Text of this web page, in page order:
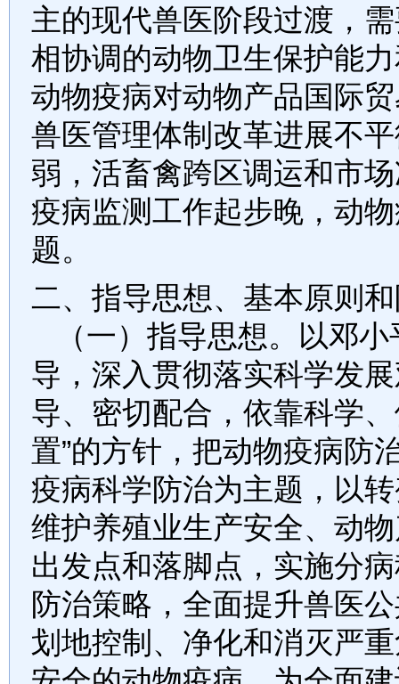
主的现代兽医阶段过渡，
相协调的动物卫生保护能
动物疫病对动物产品国际
兽医管理体制改革进展不
弱，活畜禽跨区调运和市
疫病监测工作起步晚，动
题。
二、指导思想、基本原则
（一）指导思想。
以邓小
导，深入贯彻落实科学发
导、密切配合，依靠科学
置”的方针，把动物疫病防
疫病科学防治为主题，以
维护养殖业生产安全、动
出发点和落脚点，实施分
防治策略，全面提升兽医
划地控制、净化和消灭严